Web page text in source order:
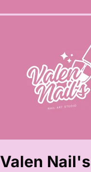
Valen Nail's